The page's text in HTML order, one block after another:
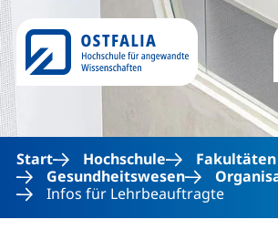
Direkt zum
Start Hochschule
Fakultäten
Gesundheitswesen
Infos für Lehrbeauftragte